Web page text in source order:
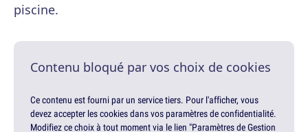
piscine.
Contenu bloqué par vos choix de cookies
Ce contenu est fourni par un service tiers. Pour l'afficher, vous
devez accepter les cookies dans vos paramètres de confidentialité.
Modifiez ce choix à tout moment via le lien "Paramètres de Gestion